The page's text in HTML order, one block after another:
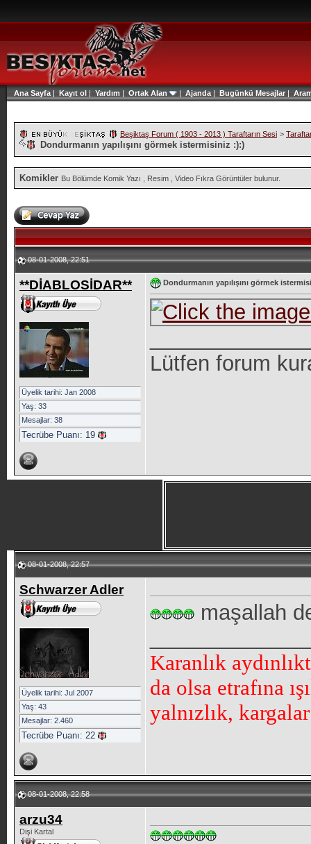
Ana Sayfa | Kayıt ol | Yardım | Ortak Alan | Ajanda | Bugünkü Mesajlar|
Beşiktaş Forum ( 1903 - 2013 ) Taraftarın Sesi >
Dondurmanın yapılışını görmek istermisiniz :):)
Komikler Bu Bölümde Komik Yazı , Resim , Video Fıkra Görüntüler bulunur.
08-01-2008, 22:51
**DİABLOSİDAR**
Üyelik tarihi: Jan 2008
Yaş: 33
Mesajlar: 38
Tecrübe Puanı: 19
Dondurmanın yapılışını görmek
Lütfen forum
08-01-2008, 22:57
Schwarzer Adler
Üyelik tarihi: Jul 2007
Yaş: 43
Mesajlar: 2.460
Tecrübe Puanı: 22
maşallah
Karanlık
da olsa etrafına
yalnızlık,
08-01-2008, 22:58
arzu34
Dişi Kartal